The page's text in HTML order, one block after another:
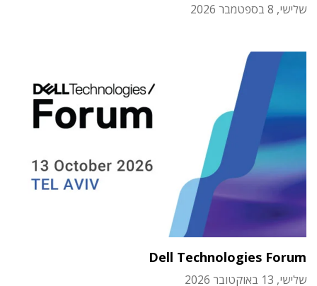
שלישי, 8 בספטמבר 2026
Dell Technologies Forum
שלישי, 13 באוקטובר 2026